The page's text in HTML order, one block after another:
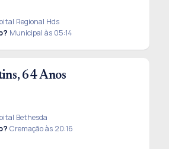
Regional Hds
Municipal às 05:14
64 Anos
Bethesda
Cremação às 20:16